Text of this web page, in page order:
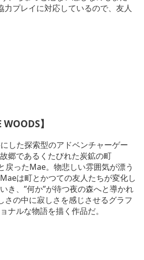
力プレイに対応しているので、友人
】
した探索型のアドベンチャーゲー
郷であるくたびれた炭鉱の町
ったMae。物悲しい雰囲気が漂う
は町とかつての友人たちが変化し
き、”何か”が待つ夜の森へと導かれ
の中に寂しさを感じさせるグラフ
ナルな物語を描く作品だ。